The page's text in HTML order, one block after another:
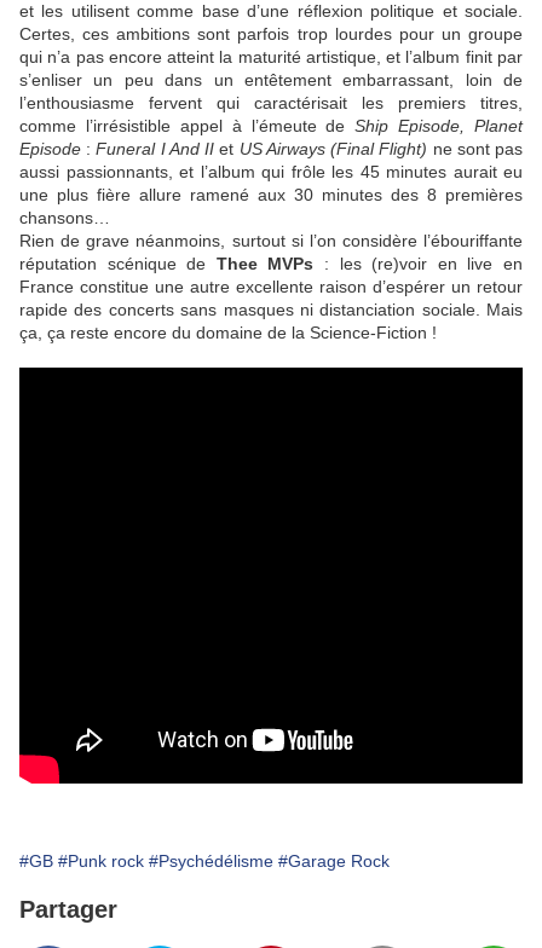
et les utilisent comme base d’une réflexion politique et sociale.
Certes, ces ambitions sont parfois trop lourdes pour un groupe
qui n’a pas encore atteint la maturité artistique, et l’album finit par
s’enliser un peu dans un entêtement embarrassant, loin de
l’enthousiasme fervent qui caractérisait les premiers titres,
comme l’irrésistible appel à l’émeute deShip Episode, Planet
Episode :Funeral I And II et US Airways (Final Flight) ne sont pas
aussi passionnants, et l’album qui frôle les 45 minutes aurait eu
une plus fière allure ramené aux 30 minutes des 8 premières
chansons…
Rien de grave néanmoins, surtout si l’on considère l’ébouriffante
réputation scénique de Thee MVPs : les (re)voir en live en
France constitue une autre excellente raison d’espérer un retour
rapide des concerts sans masques ni distanciation sociale. Mais
ça, ça reste encore du domaine de la Science-Fiction !
#GB #Punk rock #Psychédélisme #Garage Rock
Partager